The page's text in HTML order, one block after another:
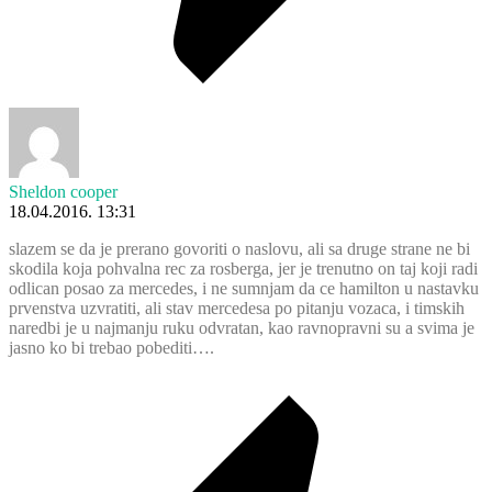
Sheldon cooper
18.04.2016. 13:31
slazem se da je prerano govoriti o naslovu, ali sa druge strane ne bi
skodila koja pohvalna rec za rosberga, jer je trenutno on taj koji radi
odlican posao za mercedes, i ne sumnjam da ce hamilton u nastavku
prvenstva uzvratiti, ali stav mercedesa po pitanju vozaca, i timskih
naredbi je u najmanju ruku odvratan, kao ravnopravni su a svima je
jasno ko bi trebao pobediti….